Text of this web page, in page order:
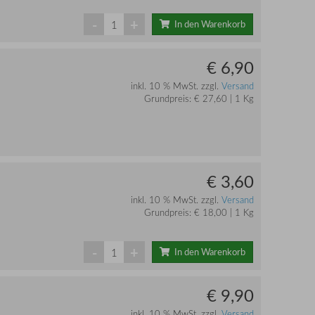
In den Warenkorb
- +
€ 6,90
inkl. 10 % MwSt. zzgl. Versand
Grundpreis: € 27,60 | 1 Kg
€ 3,60
inkl. 10 % MwSt. zzgl. Versand
Grundpreis: € 18,00 | 1 Kg
In den Warenkorb
- +
€ 9,90